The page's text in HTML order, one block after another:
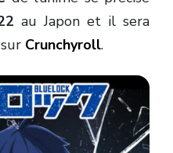
au Japon et il sera
Crunchyroll.